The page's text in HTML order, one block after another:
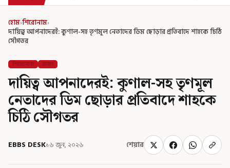
হোম›শিরোনাম›
দায়িত্ব আপনাদেরই: কুণাল-সহ তৃণমূল নেতাদের ডিম ছোড়ার প্রতিবাদে শাহকে চিঠি
সৌগতর
শিরোনাম রাজ্য
দায়িত্ব আপনাদেরই: কুণাল-সহ তৃণমূল
নেতাদের ডিম ছোড়ার প্রতিবাদে শাহকে
চিঠি সৌগতর
EBBS DESK১৬ জুন, ২০২৬ শেয়ার